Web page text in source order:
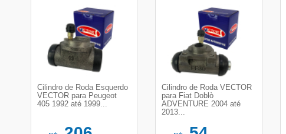
Cilindro de Roda Esquerdo
VECTOR para Peugeot
405 1992 até 1999...
Cilindro de Roda VECTOR
para Fiat Doblò
ADVENTURE 2004 até
2013...